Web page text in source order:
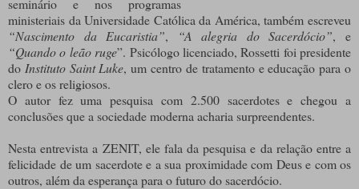
seminário e nos programas
ministeriais da Universidade Católica da América, também escreveu
“Nascimento da Eucaristia”, “A alegria do Sacerdócio”, e
“Quando o leão ruge”. Psicólogo licenciado, Rossetti foi presidente
do Instituto Saint Luke, um centro de tratamento e educação para o
clero e os religiosos.
O autor fez uma pesquisa com 2.500 sacerdotes e chegou a
conclusões que a sociedade moderna acharia surpreendentes.
Nesta entrevista a ZENIT, ele fala da pesquisa e da relação entre a
felicidade de um sacerdote e a sua proximidade com Deus e com os
outros, além da esperança para o futuro do sacerdócio.